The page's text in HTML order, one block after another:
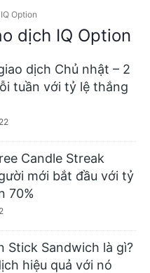
Option
dịch IQ Option
dịch Chủ nhật – 2
tuần với tỷ lệ thắng
Candle Streak
mới bắt đầu với tỷ
70%
Stick Sandwich là gì?
hiệu quả với nó